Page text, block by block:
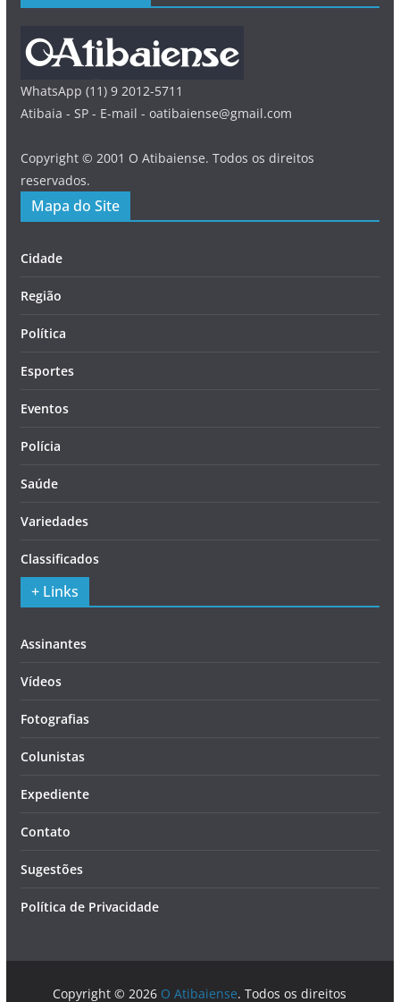
WhatsApp (11) 9 2012-5711
Atibaia - SP - E-mail - oatibaiense@gmail.com
Copyright © 2001 O Atibaiense. Todos os direitos
reservados.
Mapa do Site
Cidade
Região
Política
Esportes
Eventos
Polícia
Saúde
Variedades
Classificados
+ Links
Assinantes
Vídeos
Fotografias
Colunistas
Expediente
Contato
Sugestões
Política de Privacidade
Copyright © 2026 O Atibaiense. Todos os direitos